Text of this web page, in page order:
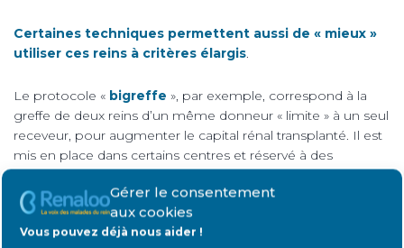
Gérer le consentement
aux cookies
Vous pouvez déjà nous aider !
Certaines techniques permettent aussi de « mieux »
utiliser ces reins à critères élargis.
Le protocole « bigreffe », par exemple, correspond à la
greffe de deux reins d’un même donneur « limite » à un seul
receveur, pour augmenter le capital rénal transplanté. Il est
mis en place dans certains centres et réservé à des
receveurs de plus de 65 ans, dans des conditions bien
précises, avec de bons résultats.